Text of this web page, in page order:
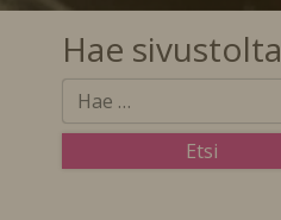
Hae sivustolta